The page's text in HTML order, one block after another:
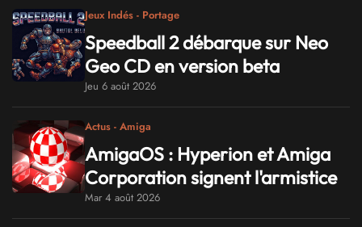
Jeux Indés - Portage
Speedball 2 débarque sur Neo
Geo CD en version beta
Jeu 6 août 2026
Actus - Amiga
AmigaOS : Hyperion et Amiga
Corporation signent l'armistice
Mar 4 août 2026